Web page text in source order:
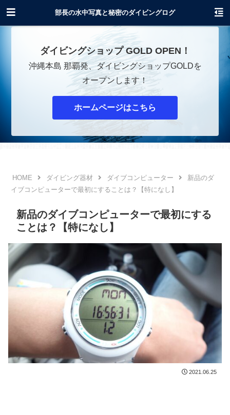
沖縄でダイビングショップOPENします！
ダイビングショップ GOLD OPEN！
沖縄本島 那覇発、ダイビングショップGOLDを
オープンします！
ホームページはこちら
ダイビング器材 ダイブコンピューター
新品のダ
イブコンピューターで最初にすることは？【特になし】
新品のダイブコンピューターで最初にする
ことは？【特になし】
2021.06.25
部長の水中写真と秘密のダイビングログ